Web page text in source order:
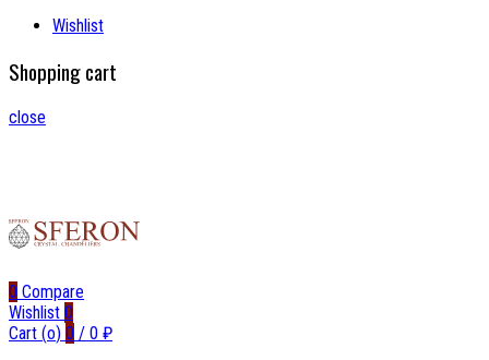
Wishlist
Shopping cart
close
0 Compare
Wishlist 0
Cart (o) 0 / 0 ₽